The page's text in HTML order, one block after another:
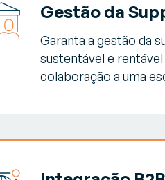
Gestão da
Garanta a gestão da
sustentável e rentável
colaboração a uma